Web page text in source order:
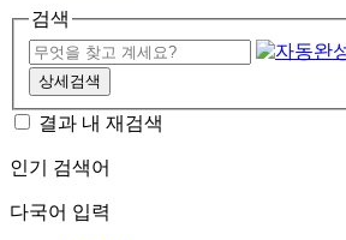
검색
상세검색
결과 내 재검색
인기 검색어
다국어 입력